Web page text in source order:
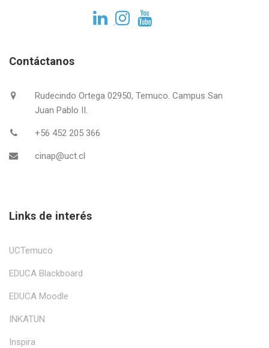
Contáctanos
Rudecindo Ortega 02950, Temuco. Campus San
Juan Pablo II.
+56 452 205 366
cinap@uct.cl
Links de interés
UCTemuco
EDUCA Blackboard
EDUCA Moodle
INKATUN
Inspira